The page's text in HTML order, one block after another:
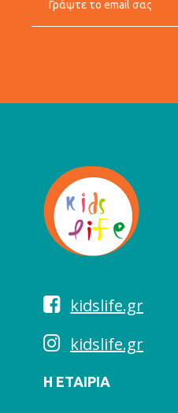
kidslife.gr
kidslife.gr
Η ΕΤΑΙΡΙΑ